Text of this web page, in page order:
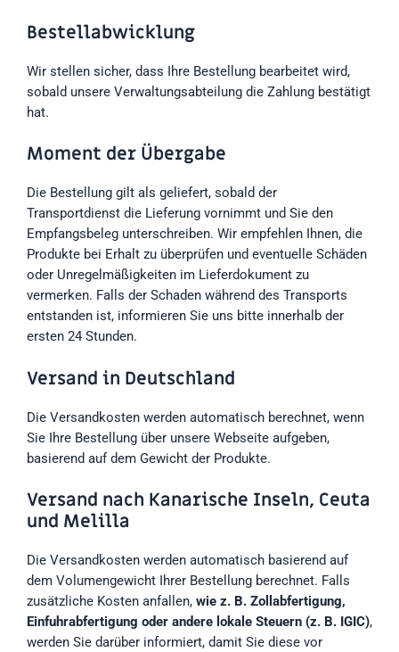
Bestellabwicklung
Wir stellen sicher, dass Ihre Bestellung bearbeitet wird,
sobald unsere Verwaltungsabteilung die Zahlung bestätigt
hat.
Moment der Übergabe
Die Bestellung gilt als geliefert, sobald der
Transportdienst die Lieferung vornimmt und Sie den
Empfangsbeleg unterschreiben. Wir empfehlen Ihnen, die
Produkte bei Erhalt zu überprüfen und eventuelle Schäden
oder Unregelmäßigkeiten im Lieferdokument zu
vermerken. Falls der Schaden während des Transports
entstanden ist, informieren Sie uns bitte innerhalb der
ersten 24 Stunden.
Versand in Deutschland
Die Versandkosten werden automatisch berechnet, wenn
Sie Ihre Bestellung über unsere Webseite aufgeben,
basierend auf dem Gewicht der Produkte.
Versand nach Kanarische Inseln, Ceuta
und Melilla
Die Versandkosten werden automatisch basierend auf
dem Volumengewicht Ihrer Bestellung berechnet. Falls
zusätzliche Kosten anfallen, wie z. B. Zollabfertigung,
Einfuhrabfertigung oder andere lokale Steuern (z. B. IGIC),
werden Sie darüber informiert, damit Sie diese vor